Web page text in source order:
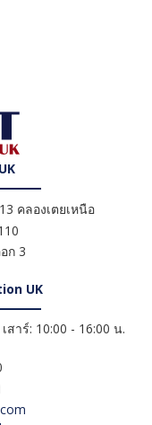
คลองเตยเหนือ
ก 3
UK
สาร์: 10:00 - 16:00 น.